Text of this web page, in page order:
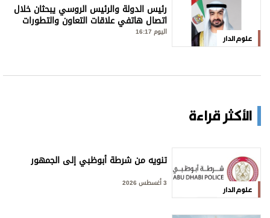
علوم الدار
رئيس الدولة والرئيس الروسي يبحثان خلال
اتصال هاتفي علاقات التعاون والتطورات
الإقليمية والدولية
اليوم 16:17
الأكثر قراءة
علوم الدار
تنويه من شرطة أبوظبي إلى الجمهور